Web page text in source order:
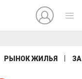
РЫНОК ЖИЛЬЯ